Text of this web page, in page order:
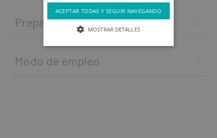
Preparación del soporte
Modo de empleo
ACEPTAR TODAS Y SEGUIR NAVEGANDO
MOSTRAR DETALLES